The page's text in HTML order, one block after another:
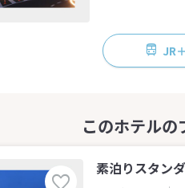
JR
素泊りスタン